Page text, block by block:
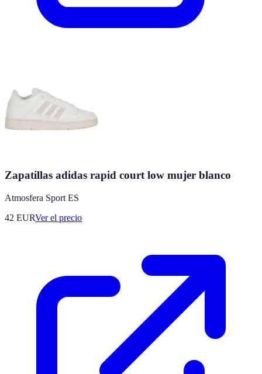
Zapatillas adidas rapid court low mujer blanco
Atmosfera Sport ES
42 EURVer el precio